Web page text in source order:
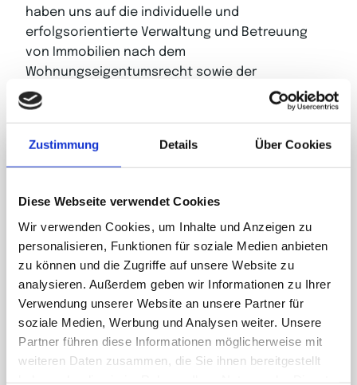
Zustimmung Details Über Cookies
Diese Webseite verwendet Cookies
Wir verwenden Cookies, um Inhalte und Anzeigen zu
personalisieren, Funktionen für soziale Medien anbieten
zu können und die Zugriffe auf unsere Website zu
analysieren. Außerdem geben wir Informationen zu Ihrer
Verwendung unserer Website an unsere Partner für
soziale Medien, Werbung und Analysen weiter. Unsere
Partner führen diese Informationen möglicherweise mit
weiteren Daten zusammen, die Sie ihnen bereitgestellt
haben uns auf die individuelle und
erfolgsorientierte Verwaltung und Betreuung
von Immobilien nach dem
Wohnungseigentumsrecht sowie der
Mietverwaltung spezialisiert.
Treuconcept Immobilienverwaltung GmbH
Rheintalstraße 21
68723 Schwetzingen